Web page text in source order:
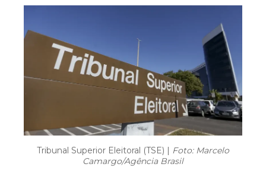
Tribunal Superior Eleitoral (TSE) | Foto: Marcelo
Camargo/Agência Brasil